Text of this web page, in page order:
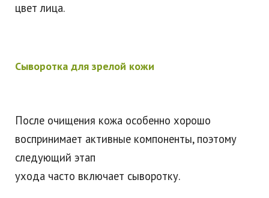
цвет лица.
Сыворотка для зрелой кожи
После очищения кожа особенно хорошо
воспринимает активные компоненты, поэтому
следующий этап
ухода часто включает сыворотку.